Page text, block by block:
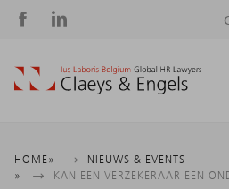
Social
Kruimelpad
HOME
NIEUWS & EVENTS
KAN EEN VERZEKERAAR EEN